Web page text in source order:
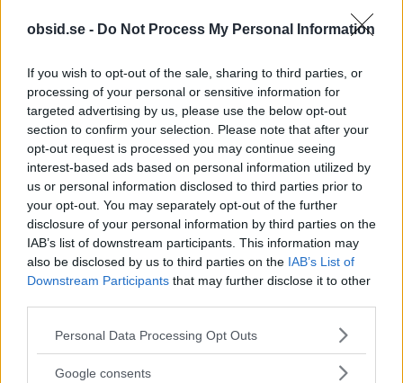
obsid.se - Do Not Process My Personal Information
If you wish to opt-out of the sale, sharing to third parties, or
processing of your personal or sensitive information for
targeted advertising by us, please use the below opt-out
section to confirm your selection. Please note that after your
opt-out request is processed you may continue seeing
interest-based ads based on personal information utilized by
us or personal information disclosed to third parties prior to
your opt-out. You may separately opt-out of the further
disclosure of your personal information by third parties on the
IAB’s list of downstream participants. This information may
also be disclosed by us to third parties on the IAB’s List of
Downstream Participants that may further disclose it to other
Please note that this website/app uses one or more Google
not limited to your visit or usage behaviour. You may click to
Personal Data Processing Opt Outs
Google consents
vandringsleder som passar alla, från nybörjare till
erfarna vandrare. Under sommarmånaderna kan
du vandra längs blommande ängar, klara sjöar och
genom frodiga skogar. På vintern förvandlas
dessa stigar till tysta, snötäckta vägar som
erbjuder en magisk vinterupplevelse.
Oavsett årstid ger vandring i Åre dig chansen att
njuta av den friska fjälluften, ta del av
glimt av det lokala vilda djurlivet. Det är en
perfekt aktivitet för att koppla av, reflektera och